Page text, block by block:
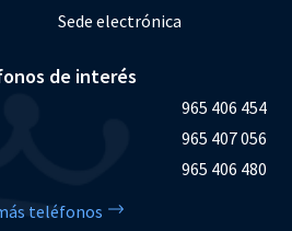
Sede electrónica
de interés
965 406 454
965 407 056
965 406 480
teléfonos